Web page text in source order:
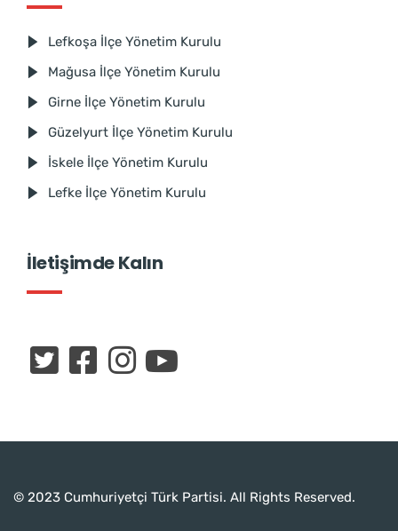
Lefkoşa İlçe Yönetim Kurulu
Mağusa İlçe Yönetim Kurulu
Girne İlçe Yönetim Kurulu
Güzelyurt İlçe Yönetim Kurulu
İskele İlçe Yönetim Kurulu
Lefke İlçe Yönetim Kurulu
İletişimde Kalın
© 2023 Cumhuriyetçi Türk Partisi. All Rights Reserved.